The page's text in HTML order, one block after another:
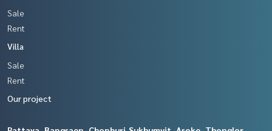
Sale
Rent
Villa
Sale
Rent
Our project